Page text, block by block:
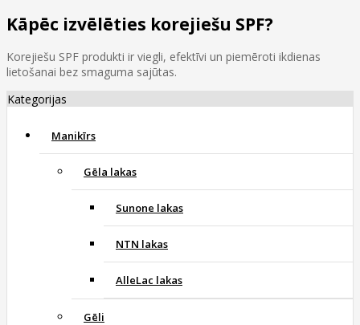
Kāpēc izvēlēties korejiešu SPF?
Korejiešu SPF produkti ir viegli, efektīvi un piemēroti ikdienas
lietošanai bez smaguma sajūtas.
Kategorijas
Manikīrs
Gēla lakas
Sunone lakas
NTN lakas
AlleLac lakas
Gēli